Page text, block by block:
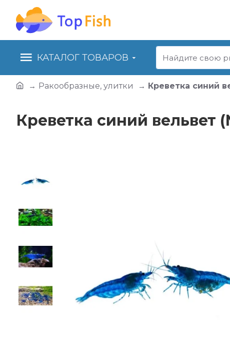
КАТАЛОГ ТОВАРОВ
Ракообразные, улитки Креветка синий
Креветка синий вельвет